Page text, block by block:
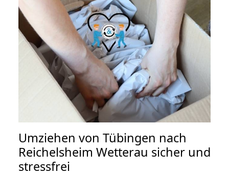
Umziehen von Tübingen nach
Reichelsheim Wetterau sicher und
stressfrei